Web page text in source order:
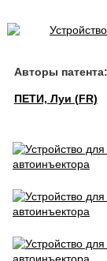
Авторы патента:
ПЕТИ, Луи (FR)